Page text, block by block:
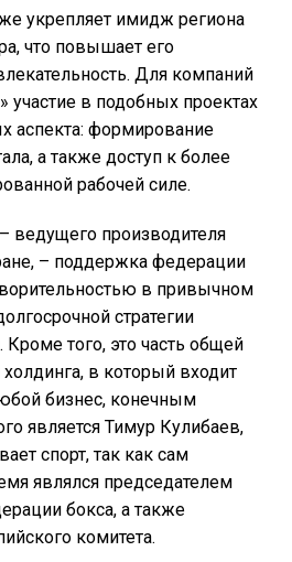
укрепляет имидж региона
что повышает его
Для компаний
в подобных проектах
аспекта: формирование
а также доступ к более
рабочей силе.
производителя
– поддержка федерации
в привычном
стратегии
Кроме того, это часть общей
холдинга, в который входит
бизнес, конечным
является Тимур Кулибаев,
спорт, так как сам
являлся председателем
бокса, а также
комитета.